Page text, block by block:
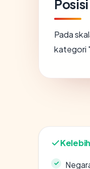
Pada
kategori